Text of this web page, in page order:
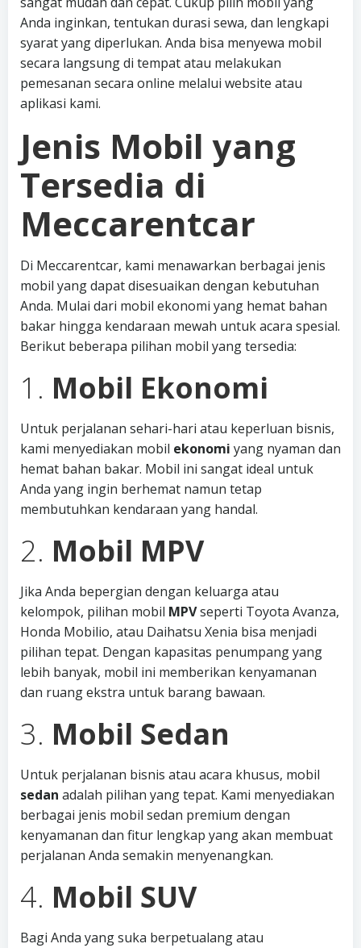
Anda inginkan, tentukan durasi sewa, dan lengkapi
syarat yang diperlukan. Anda bisa menyewa mobil
secara langsung di tempat atau melakukan
pemesanan secara online melalui website atau
aplikasi kami.
Jenis Mobil yang
Tersedia di
Meccarentcar
Di Meccarentcar, kami menawarkan berbagai jenis
mobil yang dapat disesuaikan dengan kebutuhan
Anda. Mulai dari mobil ekonomi yang hemat bahan
bakar hingga kendaraan mewah untuk acara spesial.
Berikut beberapa pilihan mobil yang tersedia:
1. Mobil Ekonomi
Untuk perjalanan sehari-hari atau keperluan bisnis,
kami menyediakan mobil ekonomi yang nyaman dan
hemat bahan bakar. Mobil ini sangat ideal untuk
Anda yang ingin berhemat namun tetap
membutuhkan kendaraan yang handal.
2. Mobil MPV
Jika Anda bepergian dengan keluarga atau
kelompok, pilihan mobil MPVseperti Toyota Avanza,
Honda Mobilio, atau Daihatsu Xenia bisa menjadi
pilihan tepat. Dengan kapasitas penumpang yang
lebih banyak, mobil ini memberikan kenyamanan
dan ruang ekstra untuk barang bawaan.
3. Mobil Sedan
Untuk perjalanan bisnis atau acara khusus, mobil
sedan adalah pilihan yang tepat. Kami menyediakan
berbagai jenis mobil sedan premium dengan
kenyamanan dan fitur lengkap yang akan membuat
perjalanan Anda semakin menyenangkan.
4. Mobil SUV
Bagi Anda yang suka berpetualang atau